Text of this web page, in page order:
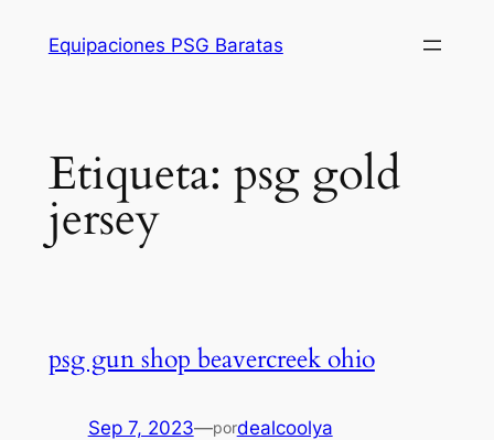
Equipaciones PSG Baratas
Etiqueta: psg gold
jersey
psg gun shop beavercreek ohio
Sep 7, 2023—pordealcoolya